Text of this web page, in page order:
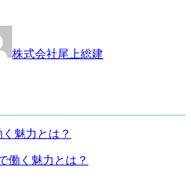
株式会社尾上総建
働く魅力とは？